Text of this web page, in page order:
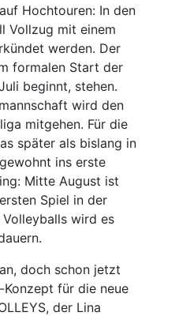
Hochtouren: In den
Vollzug mit einem
werden. Der
formalen Start der
beginnt, stehen.
wird den
mitgehen. Für die
später als bislang in
ins erste
Mitte August ist
Spiel in der
wird es
doch schon jetzt
für die neue
der Lina